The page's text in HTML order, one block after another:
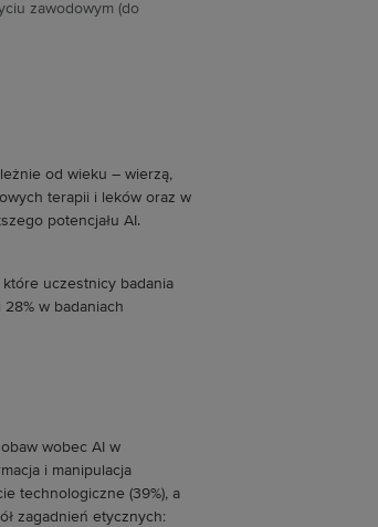
zawodowym (do
od wieku – wierzą,
terapii i leków oraz w
potencjału AI.
uczestnicy badania
w badaniach
wobec AI w
i manipulacja
technologiczne (39%), a
zagadnień etycznych: